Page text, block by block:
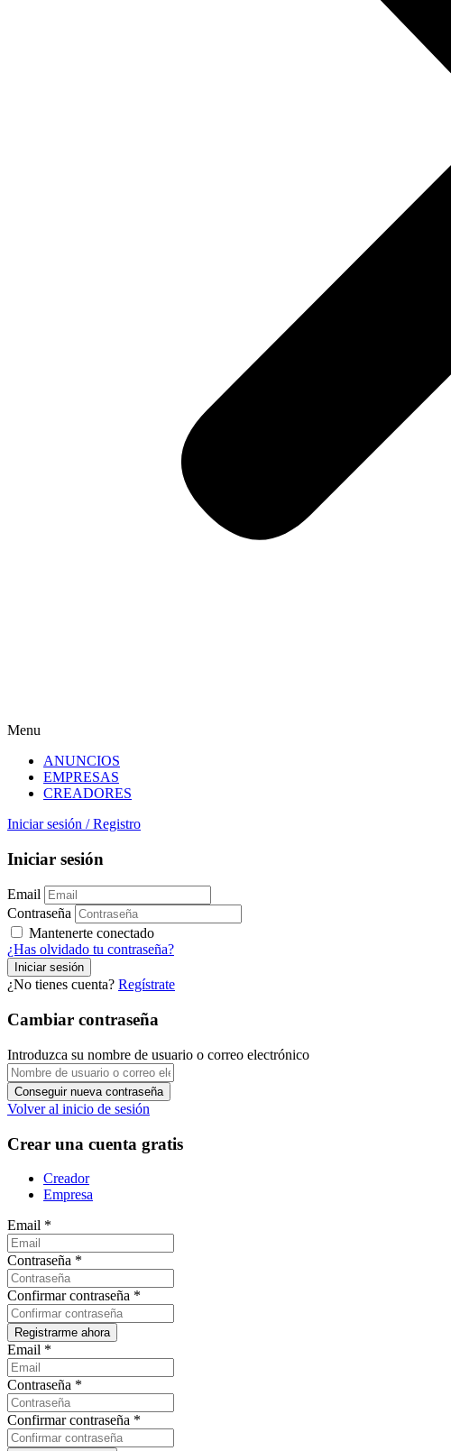
Menu
ANUNCIOS
EMPRESAS
CREADORES
Iniciar sesión / Registro
Iniciar sesión
Email
Contraseña
Mantenerte conectado
¿Has olvidado tu contraseña?
¿No tienes cuenta? Regístrate
Cambiar contraseña
Introduzca su nombre de usuario o correo electrónico
Volver al inicio de sesión
Crear una cuenta gratis
Creador
Empresa
Email *
Contraseña *
Confirmar contraseña *
Email *
Contraseña *
Confirmar contraseña *